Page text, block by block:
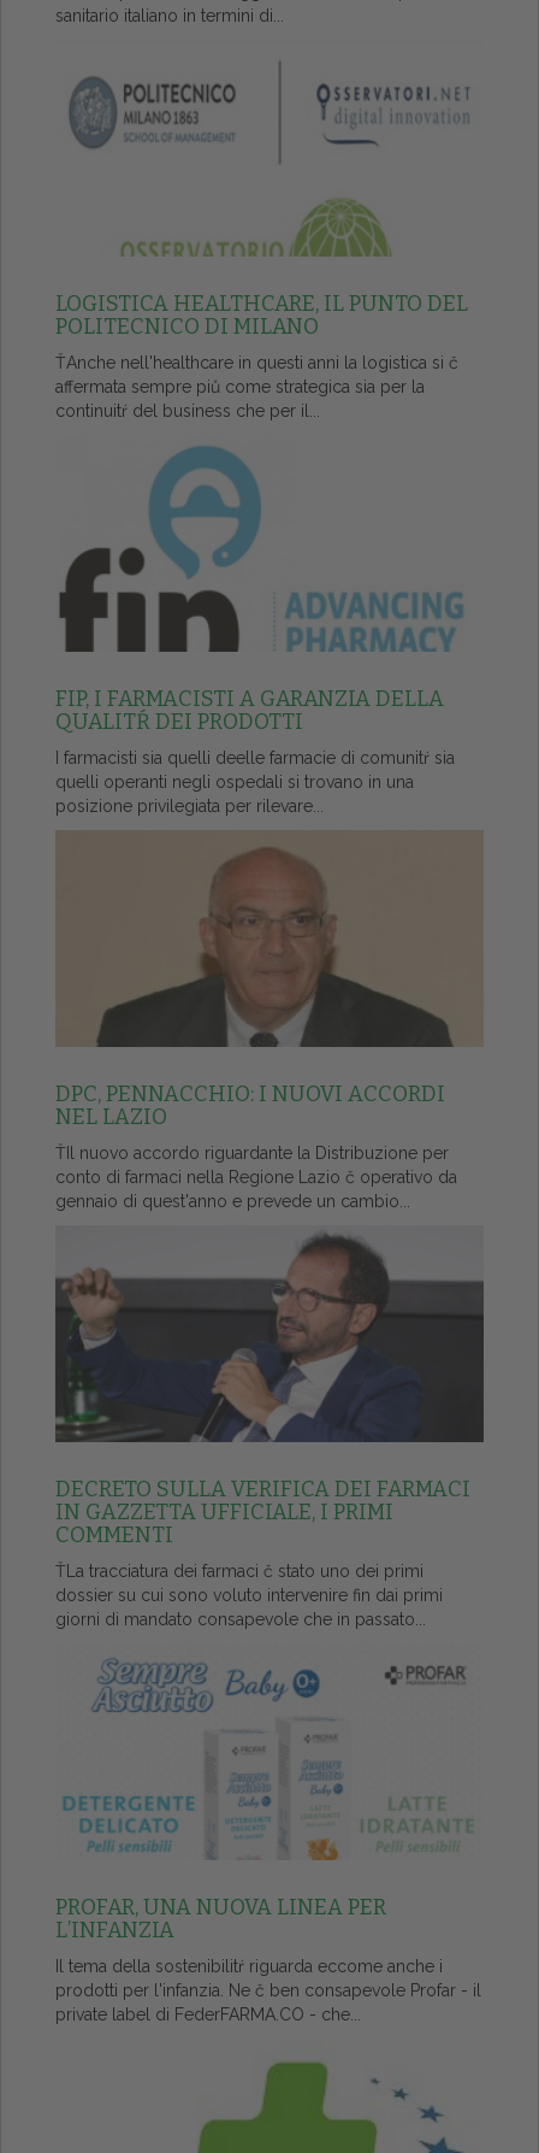
sanitario italiano in termini di...
LOGISTICA HEALTHCARE, IL PUNTO DEL
POLITECNICO DI MILANO
ŤAnche nell'healthcare in questi anni la logistica si č
affermata sempre piů come strategica sia per la
continuitŕ del business che per il...
FIP, I FARMACISTI A GARANZIA DELLA
QUALITŔ DEI PRODOTTI
I farmacisti sia quelli deelle farmacie di comunitŕ sia
quelli operanti negli ospedali si trovano in una
posizione privilegiata per rilevare...
DPC, PENNACCHIO: I NUOVI ACCORDI
NEL LAZIO
ŤIl nuovo accordo riguardante la Distribuzione per
conto di farmaci nella Regione Lazio č operativo da
gennaio di quest'anno e prevede un cambio...
DECRETO SULLA VERIFICA DEI FARMACI
IN GAZZETTA UFFICIALE, I PRIMI
COMMENTI
ŤLa tracciatura dei farmaci č stato uno dei primi
dossier su cui sono voluto intervenire fin dai primi
giorni di mandato consapevole che in passato...
PROFAR, UNA NUOVA LINEA PER
L’INFANZIA
Il tema della sostenibilitŕ riguarda eccome anche i
prodotti per l'infanzia. Ne č ben consapevole Profar - il
private label di FederFARMA.CO - che...